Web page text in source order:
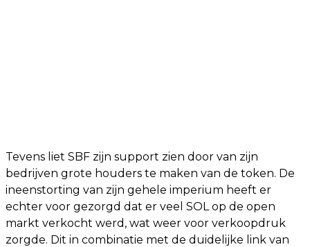
Tevens liet SBF zijn support zien door van zijn
bedrijven grote houders te maken van de token. De
ineenstorting van zijn gehele imperium heeft er
echter voor gezorgd dat er veel SOL op de open
markt verkocht werd, wat weer voor verkoopdruk
zorgde. Dit in combinatie met de duidelijke link van